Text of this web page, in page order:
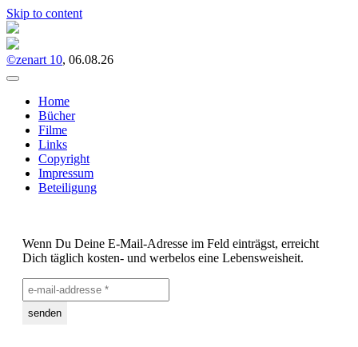
Skip to content
©zenart 10, 06.08.26
Home
Bücher
Filme
Links
Copyright
Impressum
Beteiligung
Wenn Du Deine E-Mail-Adresse im Feld einträgst, erreicht
Dich täglich kosten- und werbelos eine Lebensweisheit.